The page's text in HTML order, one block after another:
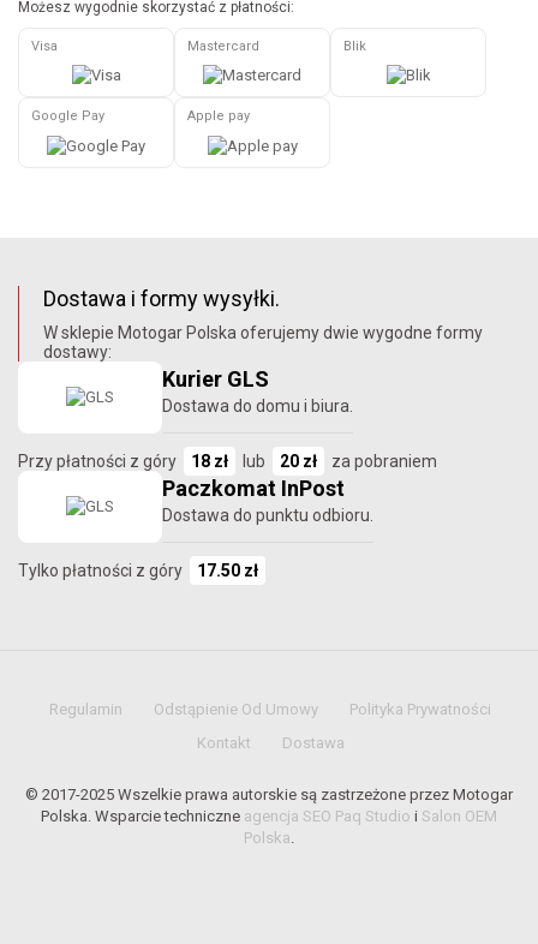
Możesz wygodnie skorzystać z płatności:
Visa Mastercard Blik
Google Pay Apple pay
Dostawa i formy wysyłki.
W sklepie Motogar Polska oferujemy dwie wygodne formy
dostawy:
Kurier GLS
Dostawa do domu i biura.
Przy płatności z góry 18 zł lub 20 zł za pobraniem
Paczkomat InPost
Dostawa do punktu odbioru.
Tylko płatności z góry 17.50 zł
Regulamin Odstąpienie Od Umowy
Polityka Prywatności
Kontakt
Dostawa
© 2017-2025 Wszelkie prawa autorskie są zastrzeżone przez Motogar
Polska. Wsparcie techniczne agencja SEO Paq Studio i Salon OEM
Polska